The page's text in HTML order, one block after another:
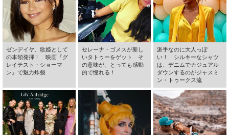
ゼンデイヤ、歌姫として
の本領発揮！ 映画『グ
レイテスト・ショーマ
ン』で魅力炸裂
セレーナ・ゴメスが新し
いタトゥーをゲット そ
の意味が、とっても感動
的で憧れる！
派手なのに大人っぽ
い！ シルキーなシャツ
は、デニムでカジュアル
ダウンするのがジャスミ
ン・トゥークス流